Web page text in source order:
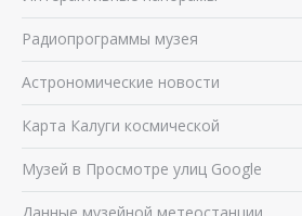
Радиопрограммы музея
Астрономические новости
Карта Калуги космической
Музей в Просмотре улиц Google